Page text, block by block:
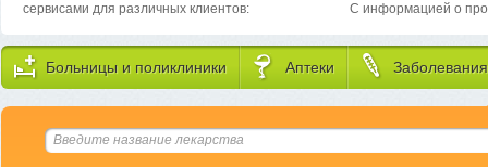
сервисами для различных клиентов:
С информацией о
Больницы и поликлиники Аптеки Заболевания